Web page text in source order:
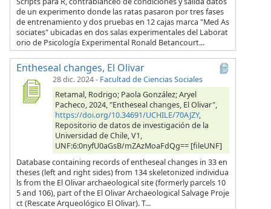
de un experimento donde las ratas pasaron por tres fases
de entrenamiento y dos pruebas en 12 cajas marca "Med As
sociates" ubicadas en dos salas experimentales del Laborat
orio de Psicología Experimental Ronald Betancourt...
Entheseal changes, El Olivar
28 dic. 2024- Facultad de Ciencias Sociales
Retamal, Rodrigo; Paola González; Aryel
Pacheco, 2024, "Entheseal changes, El Olivar",
https://doi.org/10.34691/UCHILE/70AJZY,
Repositorio de datos de investigación de la
Universidad de Chile, V1,
UNF:6:0nyfU0aGsB/mZAzMoaFdQg== [fileUNF]
Database containing records of entheseal changes in 33 en
theses (left and right sides) from 134 skeletonized individua
ls from the El Olivar archaeological site (formerly parcels 10
5 and 106), part of the El Olivar Archaeological Salvage Proje
ct (Rescate Arqueológico El Olivar). T...